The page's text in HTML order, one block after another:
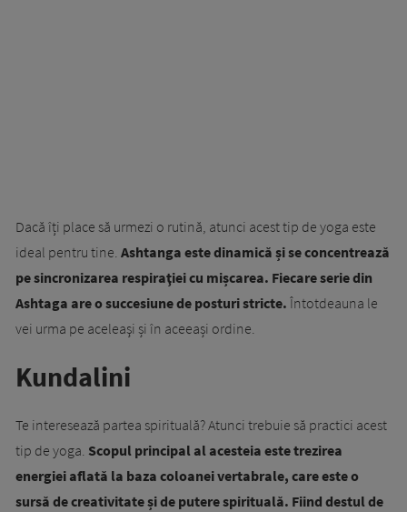
Dacă îți place să urmezi o rutină, atunci acest tip de yoga este
ideal pentru tine. Ashtanga este dinamică și se concentrează
pe sincronizarea respiraţiei cu mișcarea. Fiecare serie din
Ashtaga are o succesiune de posturi stricte. Întotdeauna le
vei urma pe aceleaşi și în aceeași ordine.
Kundalini
Te interesează partea spirituală? Atunci trebuie să practici acest
tip de yoga. Scopul principal al acesteia este trezirea
energiei aflată la baza coloanei vertabrale, care este o
sursă de creativitate și de putere spirituală. Fiind destul de